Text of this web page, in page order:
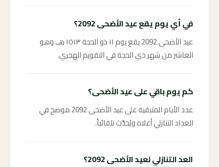
في أي يوم يقع عيد الأضحى 2092؟
عيد الأضحى 2092 يقع يوم ١١ ذو الحجة ١٥١٣ هـ، وهو
العاشر من شهر ذي الحجة في التقويم الهجري.
كم يوم باقي على عيد الأضحى؟
عدد الأيام المتبقية على عيد الأضحى 2092 موضح في
العداد التنازلي أعلاه ويُحدَّث تلقائياً.
العد التنازلي لعيد الأضحى 2092؟